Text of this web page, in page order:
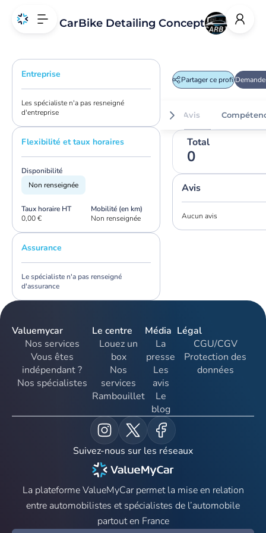
Entreprise
Les spécialiste n'a pas resneigné
d'entreprise
Flexibilité et taux horaires
Disponibilité
Non renseignée
Taux horaire HT
0,00 €
Mobilité (en km)
Non renseignée
Assurance
Le spécialiste n'a pas renseigné
d'assurance
CarBike Detailing Concept
Partager ce profil
Avis
Total
0
Avis
Aucun avis
Valuemycar
Nos services
Vous êtes
indépendant ?
Nos spécialistes
Le centre
Louez un
box
Nos
services
Rambouillet
Média
La
presse
Les
avis
Le
blog
Légal
CGU/CGV
Protection des
données
Suivez-nous sur les réseaux
La plateforme ValueMyCar permet la mise en relation
entre automobilistes et spécialistes de l’automobile
partout en France